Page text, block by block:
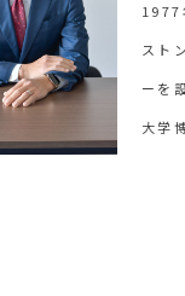
1977
スト
ーを
大学